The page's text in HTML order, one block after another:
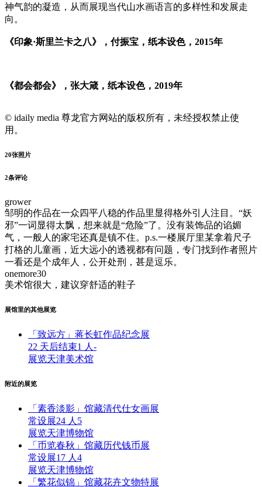
神气韵的凝造，从而展现当代山水画语言的多样性和发展走
向。
《印象·斯里兰卡之八》，付振宝，纸本设色，2015年
《都会都会》，张大箴，纸本设色，2019年
© idaily media 尊龙官方网站的版权所有，未经授权禁止使
用。
20张照片
2条评论
grower
邹明的作品在一众四平八稳的作品里显得格外引人注目。“妖
邪”一词显得太飘，想来就是“危险”了。没有装饰品的谄媚
气，一般人的家宅还真是镇不住。p.s.一楼展厅里某拿着尺子
打格的儿童画，近大远小的透视都有问题，专门找到作者照片
一看还是个成年人，公开处刑，甚是逗乐。
onemore30
美术馆很大，建议穿舒适的鞋子
展馆里的其他展览
「致远方」蒋长虹作品纪念展
22 天后结束1 人 -
展览天津美术馆
附近的展览
「素香淡影」馆藏清代仕女画展
常设展24 人 5
展览天津博物馆
「币览春秋」馆藏历代钱币展
常设展17 人 4
展览天津博物馆
「繁花似锦」馆藏花卉文物特展